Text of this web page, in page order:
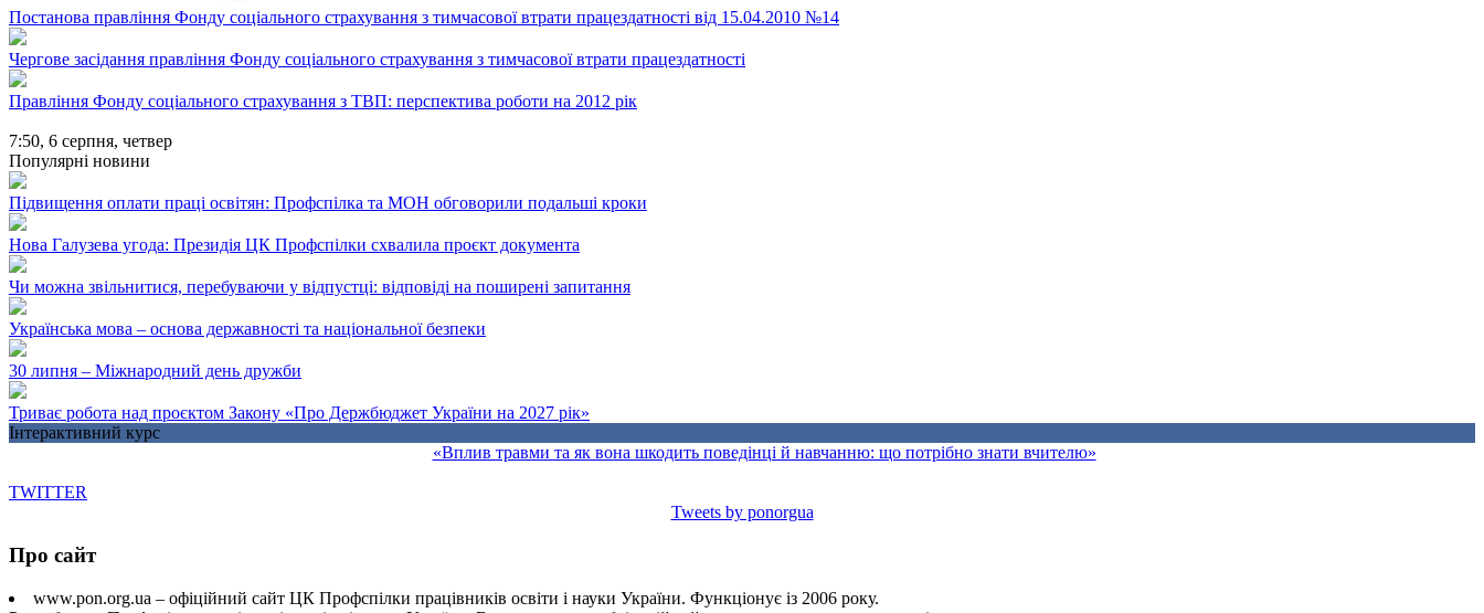
Постанова правління Фонду соціального страхування з тимчасової втрати працездатності від 15.04.2010 №14
Чергове засідання правління Фонду соціального страхування з тимчасової втрати працездатності
Правління Фонду соціального страхування з ТВП: перспектива роботи на 2012 рік
7:50, 6 серпня, четвер
Популярні новини
Підвищення оплати праці освітян: Профспілка та МОН обговорили подальші кроки
Нова Галузева угода: Президія ЦК Профспілки схвалила проєкт документа
Чи можна звільнитися, перебуваючи у відпустці: відповіді на поширені запитання
Українська мова – основа державності та національної безпеки
30 липня – Міжнародний день дружби
Триває робота над проєктом Закону «Про Держбюджет України на 2027 рік»
Інтерактивний курс
«Вплив травми та як вона шкодить поведінці й навчанню: що потрібно знати вчителю»
TWITTER
Tweets by ponorgua
Про сайт
www.pon.org.ua – офіційний сайт ЦК Профспілки працівників освіти і науки України. Функціонує із 2006 року.